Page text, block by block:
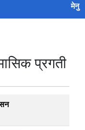
मेनु
प्रगती